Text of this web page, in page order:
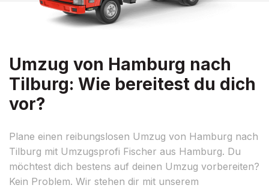
Umzug von Hamburg nach
Tilburg: Wie bereitest du dich
vor?
Plane einen reibungslosen Umzug von Hamburg nach
Tilburg mit Umzugsprofi Fischer aus Hamburg. Du
möchtest dich bestens auf deinen Umzug vorbereiten?
Kein Problem. Wir stehen dir mit unserem